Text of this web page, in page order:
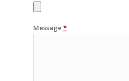
Message *